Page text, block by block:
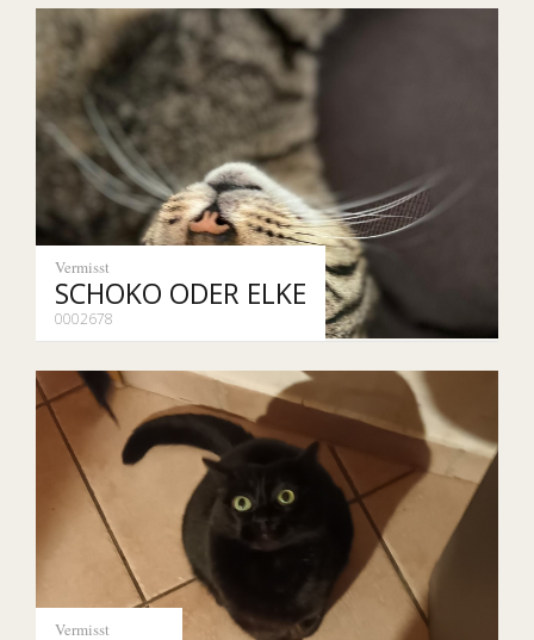
Vermisst
SCHOKO ODER ELKE
0002678
Vermisst